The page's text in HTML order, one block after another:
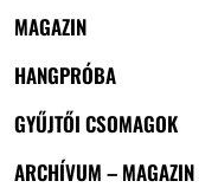
MAGAZIN
HANGPRÓBA
GYŰJTŐI CSOMAGOK
ARCHÍVUM – MAGAZIN